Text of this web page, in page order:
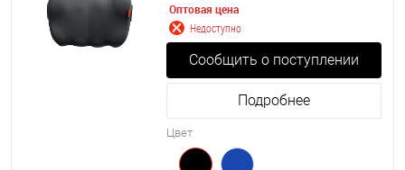
Оптовая цена
Недоступно
Сообщить о поступлении
Подробнее
Цвет